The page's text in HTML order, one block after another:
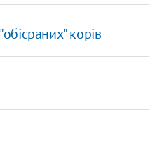
корів